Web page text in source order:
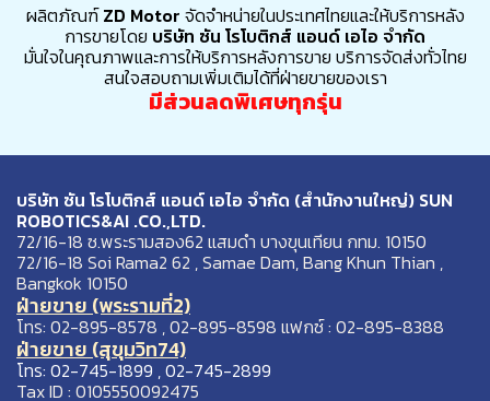
ผลิตภัณฑ์ZD Motor จัดจำหน่ายในประเทศไทยและให้บริการหลัง
การขายโดย บริษัท ซัน โรโบติกส์ แอนด์ เอไอ จำกัด
มั่นใจในคุณภาพและการให้บริการหลังการขาย บริการจัดส่งทั่วไทย
สนใจสอบถามเพิ่มเติมได้ที่ฝ่ายขายของเรา
มีส่วนลดพิเศษทุกรุ่น
บริษัท ซัน โรโบติกส์ แอนด์ เอไอ จำกัด (สำนักงานใหญ่) SUN
ROBOTICS&AI .CO.,LTD.
72/16-18 ซ.พระรามสอง62 แสมดำ บางขุนเทียน กทม. 10150
72/16-18 Soi Rama2 62 , Samae Dam, Bang Khun Thian ,
Bangkok 10150
ฝ่ายขาย (พระรามที่2)
โทร: 02-895-8578 , 02-895-8598 แฟกซ์ : 02-895-8388
ฝ่ายขาย (สุขุมวิท74)
โทร: 02-745-1899 , 02-745-2899
Tax ID : 0105550092475